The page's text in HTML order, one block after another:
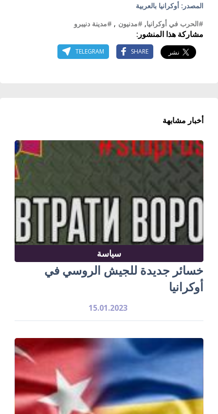
المصدر: أوكرانيا بالعربية
#الحرب في أوكرانيا, #مدنيون , #مدينة دنيبرو
مشاركة هذا المنشور:
SHARE
TELEGRAM
أخبار مشابهة
سياسة
خسائر جديدة للجيش الروسي في
أوكرانيا
15.01.2023